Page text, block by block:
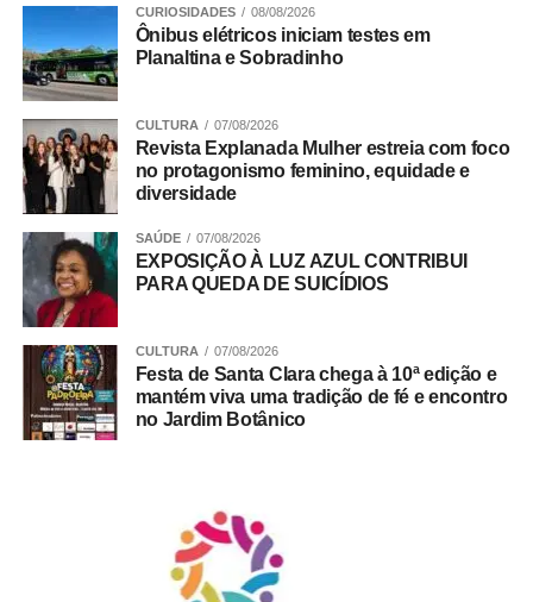
A partir das 09h
Entrada franca
ADVERTISEMENT
CURIOSIDADES 08/08/2026
Ônibus elétricos iniciam testes em
Planaltina e Sobradinho
CULTURA 07/08/2026
Revista Explanada Mulher estreia com foco
no protagonismo feminino, equidade e
diversidade
SAÚDE 07/08/2026
EXPOSIÇÃO À LUZ AZUL CONTRIBUI
PARA QUEDA DE SUICÍDIOS
CULTURA 07/08/2026
Festa de Santa Clara chega à 10ª edição e
mantém viva uma tradição de fé e encontro
no Jardim Botânico